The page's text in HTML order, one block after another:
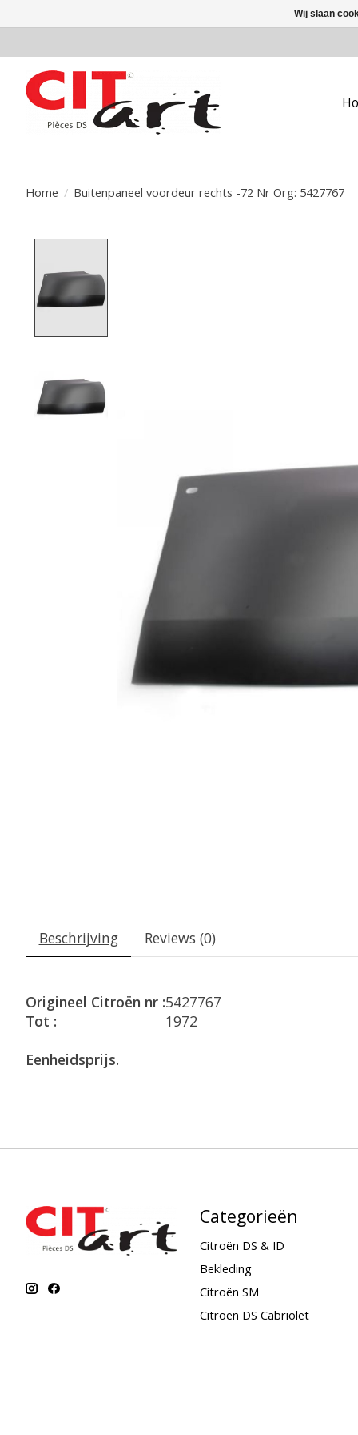
Home / Buitenpaneel voordeur rechts -72 Nr Org: 5427767
Beschrijving Reviews (0)
Origineel Citroën nr :5427767
Tot :
1972
Eenheidsprijs.
Categorieën
Citroën DS & ID
Bekleding
Citroën SM
Citroën DS Cabriolet
Wij slaan